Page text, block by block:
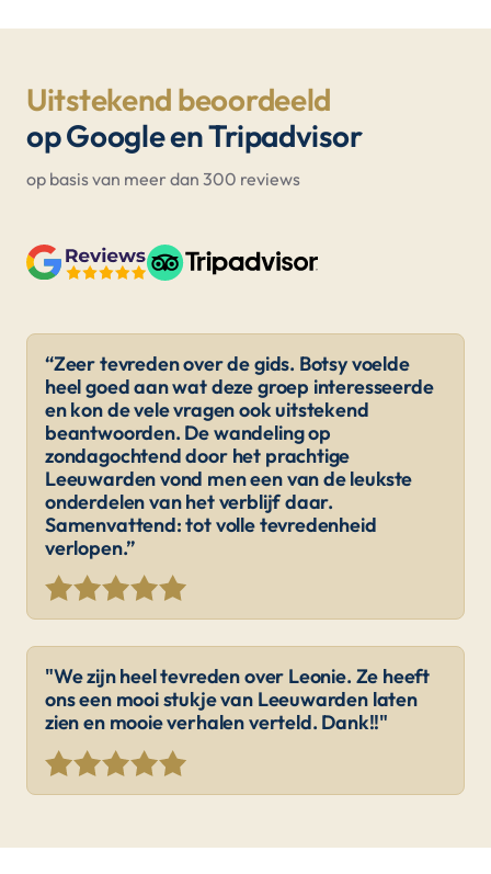
Uitstekend beoordeeld
op Google en Tripadvisor
op basis van meer dan 300 reviews
“Zeer tevreden over de gids. Botsy voelde
heel goed aan wat deze groep interesseerde
en kon de vele vragen ook uitstekend
beantwoorden. De wandeling op
zondagochtend door het prachtige
Leeuwarden vond men een van de leukste
onderdelen van het verblijf daar.
Samenvattend: tot volle tevredenheid
verlopen.”
"We zijn heel tevreden over Leonie. Ze heeft
ons een mooi stukje van Leeuwarden laten
zien en mooie verhalen verteld. Dank!!"